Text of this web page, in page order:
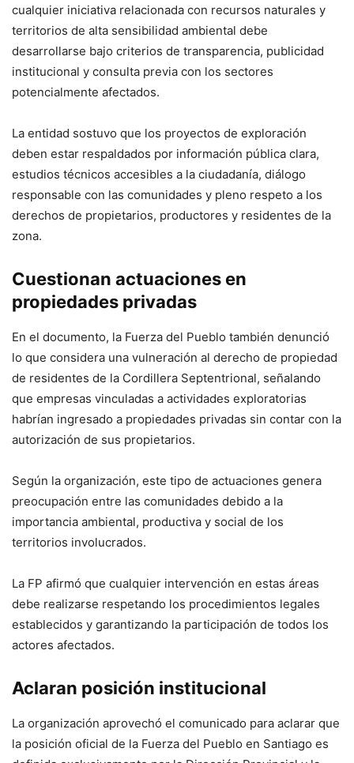
cualquier iniciativa relacionada con recursos naturales y
territorios de alta sensibilidad ambiental debe
desarrollarse bajo criterios de transparencia, publicidad
institucional y consulta previa con los sectores
potencialmente afectados.
La entidad sostuvo que los proyectos de exploración
deben estar respaldados por información pública clara,
estudios técnicos accesibles a la ciudadanía, diálogo
responsable con las comunidades y pleno respeto a los
derechos de propietarios, productores y residentes de la
zona.
Cuestionan actuaciones en
propiedades privadas
En el documento, la Fuerza del Pueblo también denunció
lo que considera una vulneración al derecho de propiedad
de residentes de la Cordillera Septentrional, señalando
que empresas vinculadas a actividades exploratorias
habrían ingresado a propiedades privadas sin contar con la
autorización de sus propietarios.
Según la organización, este tipo de actuaciones genera
preocupación entre las comunidades debido a la
importancia ambiental, productiva y social de los
territorios involucrados.
La FP afirmó que cualquier intervención en estas áreas
debe realizarse respetando los procedimientos legales
establecidos y garantizando la participación de todos los
actores afectados.
Aclaran posición institucional
La organización aprovechó el comunicado para aclarar que
la posición oficial de la Fuerza del Pueblo en Santiago es